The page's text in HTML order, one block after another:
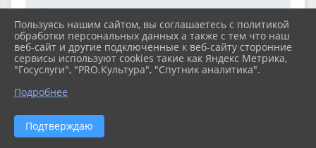
Главная МЕРОПРИЯТИЯ
Новости
Архив новостей за 2021...
Тематическая выставка-...
02.08.2021 14:32
ТЕМАТИЧЕСКАЯ ВЫСТАВКА-ПРОСМОТР
Пользуясь нашим сайтом, вы соглашаетесь с политикой
обработки персональных данных а также с тем что наш
веб-сайт и другие подключенные к веб-сайту сторонние
сервисы используют cookies такие как Яндекс Метрика,
"Госуслуги", "PRO.Культура", "Спутник аналитика".
Подробнее
Подтверждаю